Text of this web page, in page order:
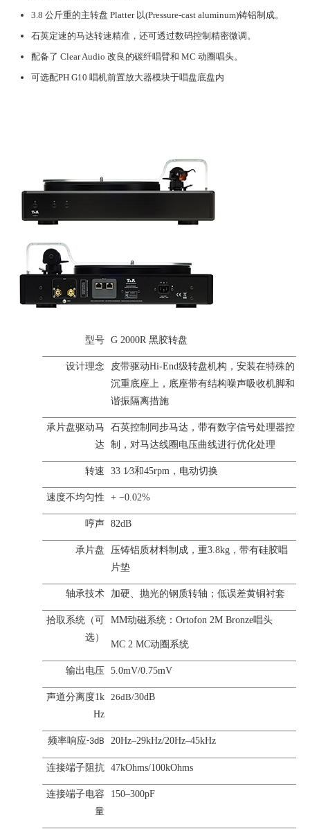
3.8 公斤重的主转盘 Platter 以(Pressure-cast aluminum)铸铝制成。
石英定速的马达转速精准，还可透过数码控制精密微调。
配备了 Clear Audio 改良的碳纤唱臂和 MC 动圈唱头。
可选配PH G10 唱机前置放大器模块于唱盘底盘内
型号 G 2000R 黑胶转盘
设计理念 皮带驱动Hi-End级转盘机构，安装在特殊的
沉重底座上，底座带有结构噪声吸收机脚和
谐振隔离措施
承片盘驱动马
达
石英控制同步马达，带有数字信号处理器控
制，对马达线圈电压曲线进行优化处理
转速 33 1⁄3和45rpm，电动切换
速度不均匀性 + −0.02%
哼声 82dB
承片盘
压铸铝质材料制成，重3.8kg，带有硅胶唱
片垫
轴承技术 加硬、抛光的钢质转轴；低误差黄铜衬套
拾取系统（可
选）
MM动磁系统：Ortofon 2M Bronze唱头
MC 2 MC动圈系统
输出电压 5.0mV/0.75mV
声道分离度1k
Hz
26dB/30dB
频率响应-3dB 20Hz–29kHz/20Hz–45kHz
连接端子阻抗 47kOhms/100kOhms
连接端子电容
量
150–300pF